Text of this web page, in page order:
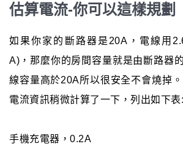
估算電流-你可以這樣規劃
如果你家的斷路器是20A，電線用
A)，那麼你的房間容量就是由斷路器
線容量高於20A所以很安全不會燒掉
電流資訊稍微計算了一下，列出如下表:
手機充電器，0.2A